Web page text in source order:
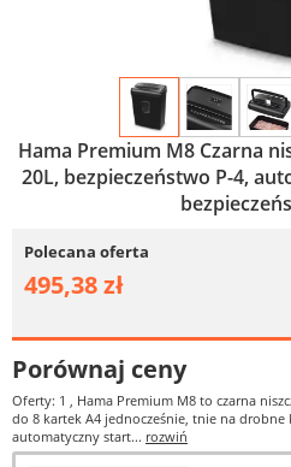
Hama Premium M8 Czarna
20L, bezpieczeństwo P-4,
Polecana oferta
495,38 zł
Porównaj ceny
Oferty: 1 , Hama Premium M8 to czarna
do 8 kartek A4 jednocześnie, tnie na drobne
automatyczny start... rozwiń